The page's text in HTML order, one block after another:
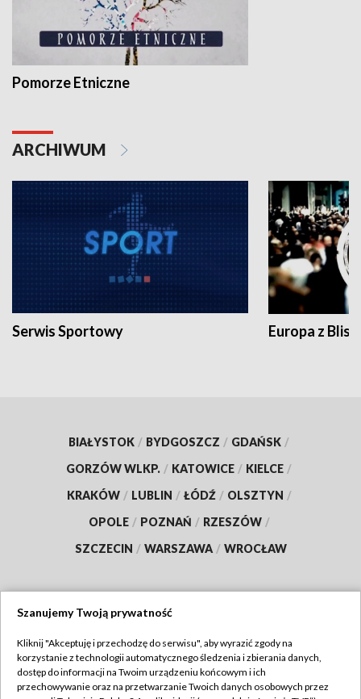
Pomorze Etniczne
ARCHIWUM
Serwis Sportowy Europa z
BIAŁYSTOK / BYDGOSZCZ / GDAŃSK /
GORZÓW WLKP. / KATOWICE / KIELCE /
KRAKÓW / LUBLIN / ŁÓDŹ / OLSZTYN /
OPOLE / POZNAŃ / RZESZÓW /
SZCZECIN / WARSZAWA / WROCŁAW
TVP
Abonament TVP
Regulamin TVP
Szanujemy Twoją prywatność
Kliknij "Akceptuję i przechodzę do serwisu", aby wyrazić zgody na
korzystanie z technologii automatycznego śledzenia i zbierania danych,
dostęp do informacji na Twoim urządzeniu końcowym i ich
przechowywanie oraz na przetwarzanie Twoich danych osobowych przez